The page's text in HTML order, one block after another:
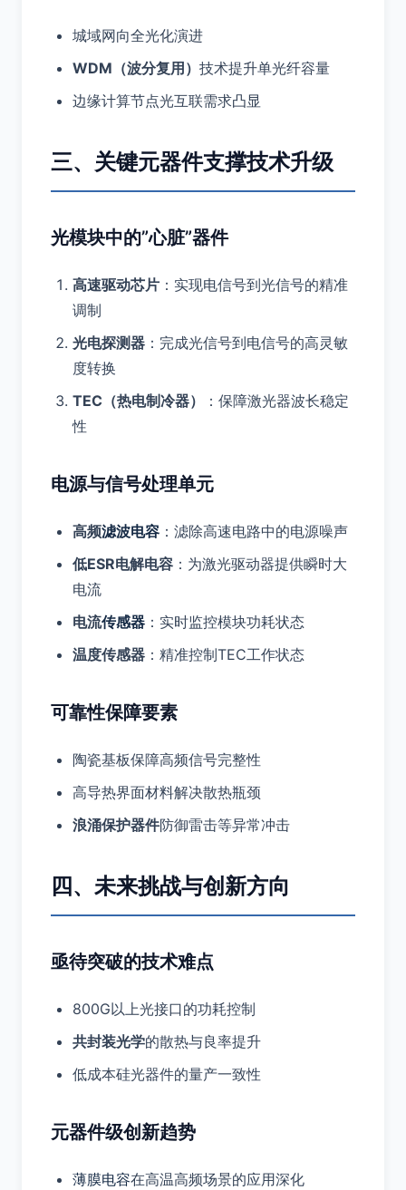
城域网向全光化演进
WDM（波分复用） 技术提升单光纤容量
边缘计算节点光互联需求凸显
三、关键元器件支撑技术升级
光模块中的”心脏”器件
高速驱动芯片 ：实现电信号到光信号的精准
调制
光电探测器 ：完成光信号到电信号的高灵敏
度转换
TEC（热电制冷器）
：保障激光器波长稳定
性
电源与信号处理单元
高频滤波电容 ：滤除高速电路中的电源噪声
低ESR电解电容 ：为激光驱动器提供瞬时大
电流
电流传感器 ：实时监控模块功耗状态
温度传感器 ：精准控制TEC工作状态
可靠性保障要素
陶瓷基板保障高频信号完整性
高导热界面材料解决散热瓶颈
浪涌保护器件防御雷击等异常冲击
四、未来挑战与创新方向
亟待突破的技术难点
800G以上光接口的功耗控制
共封装光学的散热与良率提升
低成本硅光器件的量产一致性
元器件级创新趋势
薄膜电容在高温高频场景的应用深化